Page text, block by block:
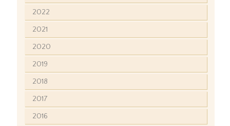
2022
2021
2020
2019
2018
2017
2016